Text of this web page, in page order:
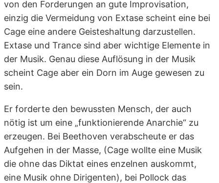
von den Forderungen an gute Improvisation,
einzig die Vermeidung von Extase scheint eine bei
Cage eine andere Geisteshaltung darzustellen.
Extase und Trance sind aber wichtige Elemente in
der Musik. Genau diese Auflösung in der Musik
scheint Cage aber ein Dorn im Auge gewesen zu
sein.
Er forderte den bewussten Mensch, der auch
nötig ist um eine „funktionierende Anarchie“ zu
erzeugen. Bei Beethoven verabscheute er das
Aufgehen in der Masse, (Cage wollte eine Musik
die ohne das Diktat eines enzelnen auskommt,
eine Musik ohne Dirigenten), bei Pollock das